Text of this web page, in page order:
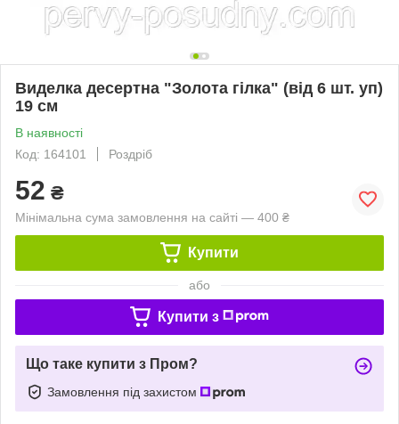
Виделка десертна "Золота гілка" (від 6 шт. уп)
19 см
В наявності
Код: 164101
Роздріб
52 ₴
Мінімальна сума замовлення на сайті — 400 ₴
Купити
або
Купити з
Що таке купити з Пром?
Замовлення під захистом